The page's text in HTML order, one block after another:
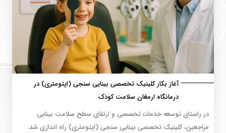
آغاز بکار کلینیک تخصصی بینایی سنجی (اپتومتری) در
درمانگاه ارمغان سلامت کودک
در راستای توسعه خدمات تخصصی و ارتقای سطح سلامت بینایی
مراجعین، کلینیک تخصصی بینایی سنجی (اپتومتری) راه اندازی شد.